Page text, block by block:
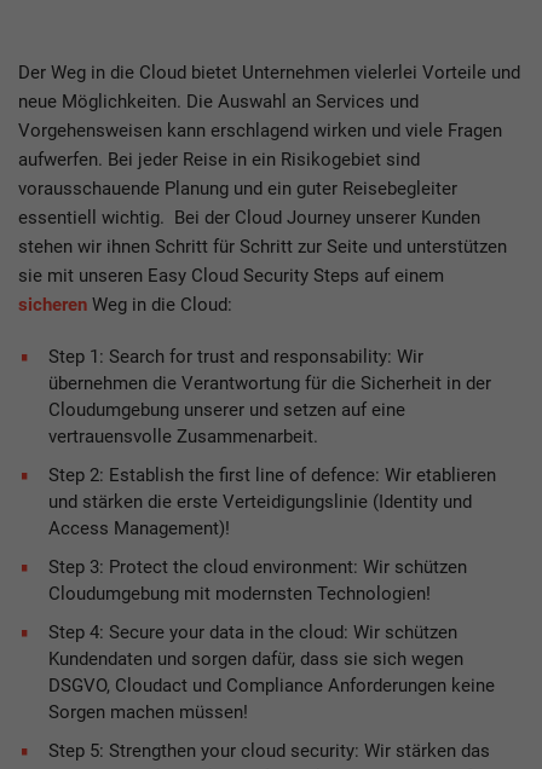
Der Weg in die Cloud bietet Unternehmen vielerlei Vorteile und
neue Möglichkeiten. Die Auswahl an Services und
Vorgehensweisen kann erschlagend wirken und viele Fragen
aufwerfen. Bei jeder Reise in ein Risikogebiet sind
vorausschauende Planung und ein guter Reisebegleiter
essentiell wichtig. Bei der Cloud Journey unserer Kunden
stehen wir ihnen Schritt für Schritt zur Seite und unterstützen
sie mit unseren Easy Cloud Security Steps auf einem
sicheren Weg in die Cloud:
Step 1: Search for trust and responsability: Wir
übernehmen die Verantwortung für die Sicherheit in der
Cloudumgebung unserer und setzen auf eine
vertrauensvolle Zusammenarbeit.
Step 2: Establish the first line of defence: Wir etablieren
und stärken die erste Verteidigungslinie (Identity und
Access Management)!
Step 3: Protect the cloud environment: Wir schützen
Cloudumgebung mit modernsten Technologien!
Step 4: Secure your data in the cloud: Wir schützen
Kundendaten und sorgen dafür, dass sie sich wegen
DSGVO, Cloudact und Compliance Anforderungen keine
Sorgen machen müssen!
Step 5: Strengthen your cloud security: Wir stärken das